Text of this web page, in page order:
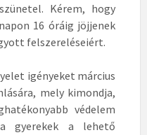
Kérem, hogy
16 óráig jöjjenek
felszereléseiért.
igényeket március
mely kimondja,
védelem
gyerekek a lehető